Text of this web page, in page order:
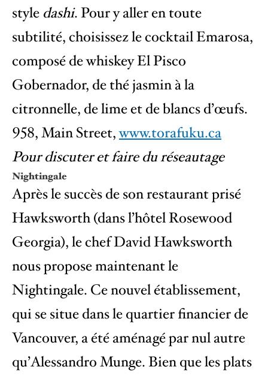
style dashi. Pour y aller en toute
subtilité, choisissez le cocktail Emarosa,
composé de whiskey El Pisco
Gobernador, de thé jasmin à la
citronnelle, de lime et de blancs d’œufs.
958, Main Street,www.torafuku.ca
Pour discuter et faire du réseautage
Nightingale
Après le succès de son restaurant prisé
Hawksworth (dans l’hôtel Rosewood
Georgia), le chef David Hawksworth
nous propose maintenant le
Nightingale. Ce nouvel établissement,
qui se situe dans le quartier financier de
Vancouver, a été aménagé par nul autre
qu’Alessandro Munge. Bien que les plats